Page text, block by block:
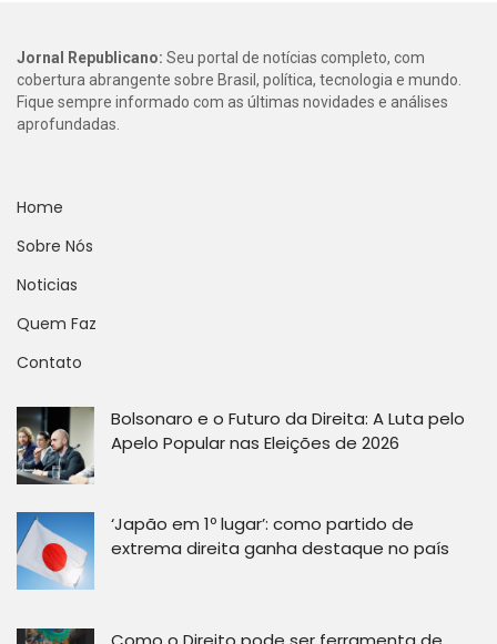
Jornal Republicano: Seu portal de notícias completo, com
cobertura abrangente sobre Brasil, política, tecnologia e mundo.
Fique sempre informado com as últimas novidades e análises
aprofundadas.
Home
Sobre Nós
Noticias
Quem Faz
Contato
Bolsonaro e o Futuro da Direita: A Luta pelo
Apelo Popular nas Eleições de 2026
‘Japão em 1º lugar’: como partido de
extrema direita ganha destaque no país